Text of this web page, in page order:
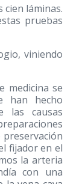
cien láminas.
pruebas
viniendo
medicina se
han hecho
las causas
fijador en el
la arteria
con una